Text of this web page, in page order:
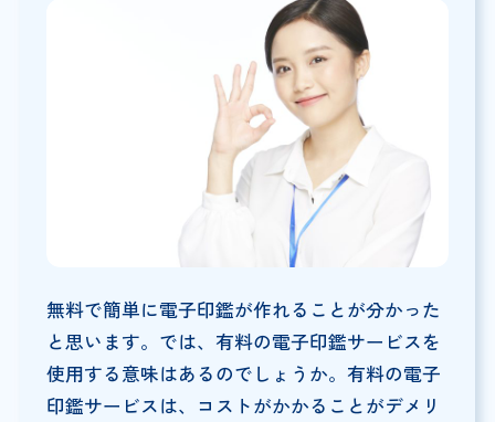
無料で簡単に電子印鑑が作れることが分かった
と思います。では、有料の電子印鑑サービスを
使用する意味はあるのでしょうか。有料の電子
印鑑サービスは、コストがかかることがデメリ